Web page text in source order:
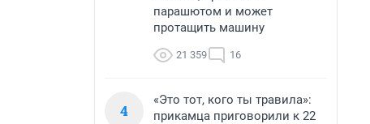
парашютом и может
протащить машину
21 359 16
4
«Это тот, кого ты травила»:
прикамца приговорили к 22